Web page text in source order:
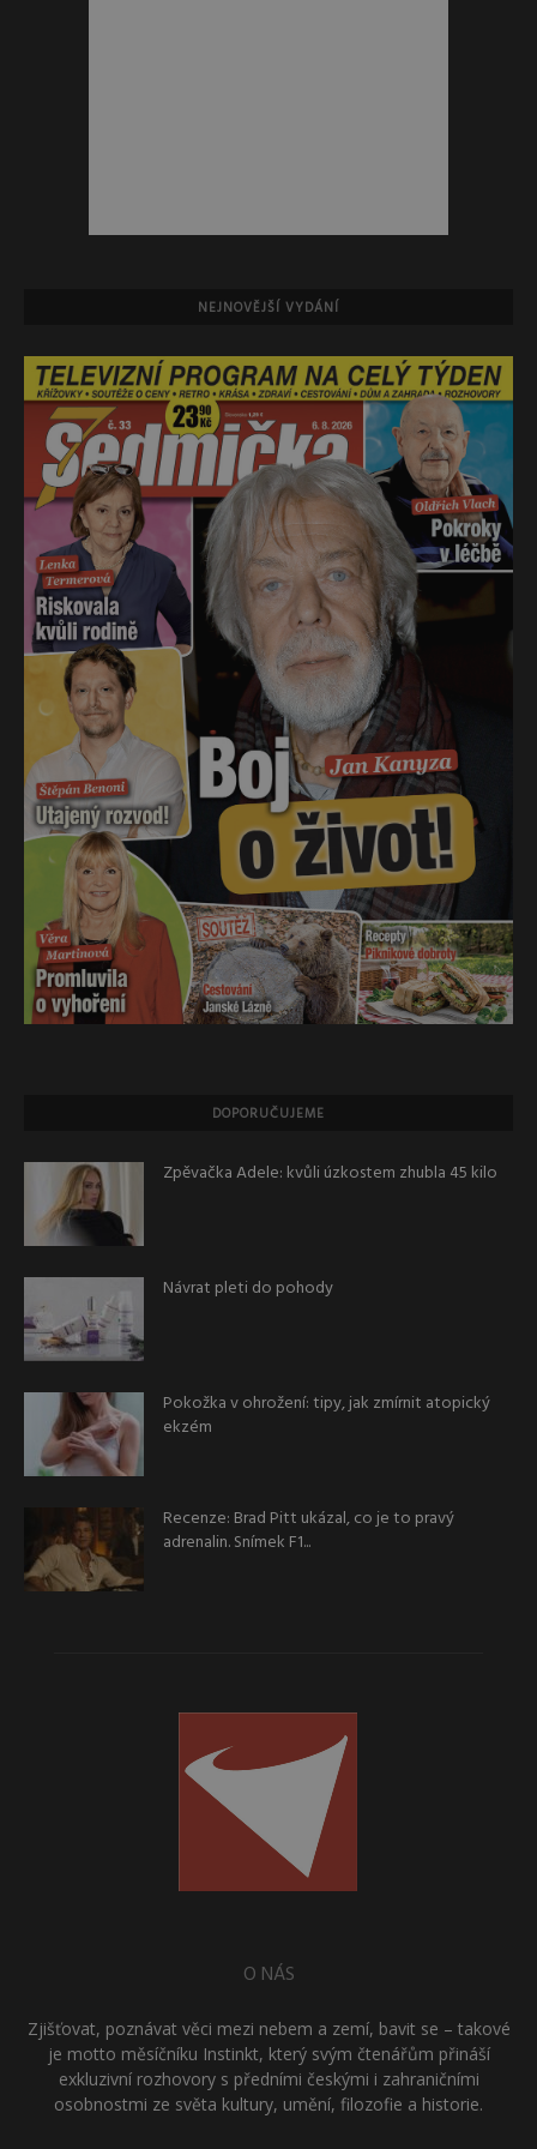
NEJNOVĚJŠÍ VYDÁNÍ
DOPORUČUJEME
Zpěvačka Adele: kvůli úzkostem zhubla 45 kilo
Návrat pleti do pohody
Pokožka v ohrožení: tipy, jak zmírnit atopický
ekzém
Recenze: Brad Pitt ukázal, co je to pravý
adrenalin. Snímek F1...
O NÁS
Zjišťovat, poznávat věci mezi nebem a zemí, bavit se – takové
je motto měsíčníku Instinkt, který svým čtenářům přináší
exkluzivní rozhovory s předními českými i zahraničními
osobnostmi ze světa kultury, umění, filozofie a historie.